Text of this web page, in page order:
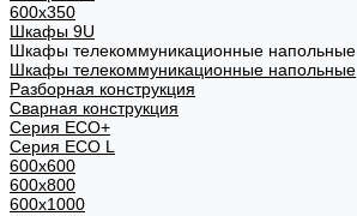
600x350
Шкафы 9U
Шкафы телекоммуникационные напольные
Шкафы телекоммуникационные напольные
Разборная конструкция
Сварная конструкция
Серия ECO+
Серия ECO L
600x600
600x800
600х1000